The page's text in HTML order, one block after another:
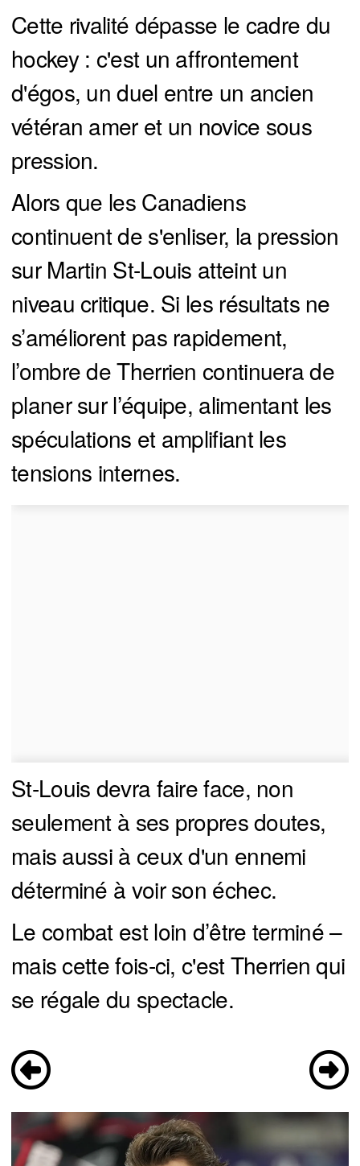
Cette rivalité dépasse le cadre du
hockey : c'est un affrontement
d'égos, un duel entre un ancien
vétéran amer et un novice sous
pression.
Alors que les Canadiens
continuent de s'enliser, la pression
sur Martin St-Louis atteint un
niveau critique. Si les résultats ne
s’améliorent pas rapidement,
l’ombre de Therrien continuera de
planer sur l’équipe, alimentant les
spéculations et amplifiant les
tensions internes.
St-Louis devra faire face, non
seulement à ses propres doutes,
mais aussi à ceux d'un ennemi
déterminé à voir son échec.
Le combat est loin d’être terminé –
mais cette fois-ci, c'est Therrien qui
se régale du spectacle.